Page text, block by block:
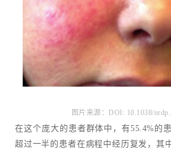
图片来源：DOI: 10.1038/
在这个庞大的患者群体中，有55.4%的
超过一半的患者在病程中经历复发，其